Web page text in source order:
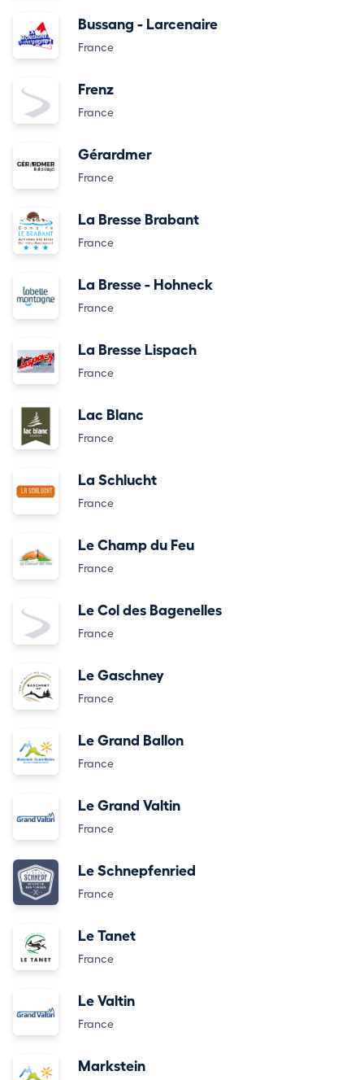
Bussang - Larcenaire
France
Frenz
France
Gérardmer
France
La Bresse Brabant
France
La Bresse - Hohneck
France
La Bresse Lispach
France
Lac Blanc
France
La Schlucht
France
Le Champ du Feu
France
Le Col des Bagenelles
France
Le Gaschney
France
Le Grand Ballon
France
Le Grand Valtin
France
Le Schnepfenried
France
Le Tanet
France
Le Valtin
France
Markstein